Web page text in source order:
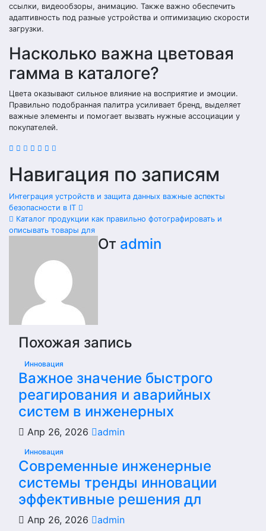
ссылки, видеообзоры, анимацию. Также важно обеспечить
адаптивность под разные устройства и оптимизацию скорости
загрузки.
Насколько важна цветовая
гамма в каталоге?
Цвета оказывают сильное влияние на восприятие и эмоции.
Правильно подобранная палитра усиливает бренд, выделяет
важные элементы и помогает вызвать нужные ассоциации у
покупателей.
Навигация по записям
Интеграция устройств и защита данных важные аспекты
безопасности в IT
Каталог продукции как правильно фотографировать и
описывать товары для
От admin
Похожая запись
Инновация
Важное значение быстрого
реагирования и аварийных
систем в инженерных
Апр 26, 2026 admin
Инновация
Современные инженерные
системы тренды инновации
эффективные решения дл
Апр 26, 2026 admin